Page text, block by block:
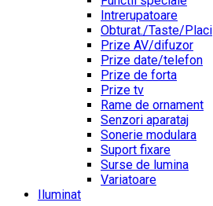
Intrerupatoare
Obturat./Taste/Placi
Prize AV/difuzor
Prize date/telefon
Prize de forta
Prize tv
Rame de ornament
Senzori aparataj
Sonerie modulara
Suport fixare
Surse de lumina
Variatoare
Iluminat